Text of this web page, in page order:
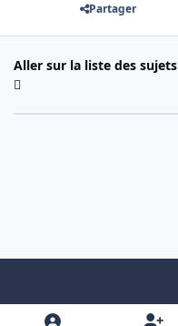
Partager
Aller sur la liste des sujets
Light ModeDark ModeSystem Preference